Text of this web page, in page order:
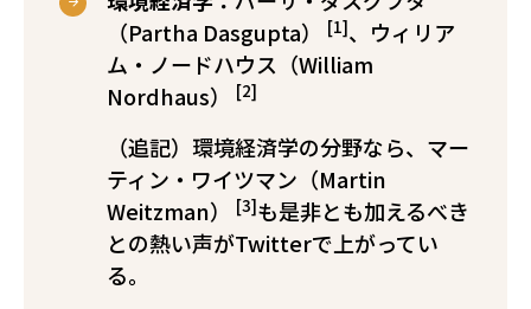
（Partha Dasgupta）
[1]、ウィリア
ム・ノードハウス（William
Nordhaus）
[2]
（追記）環境経済学の分野なら、マー
ティン・ワイツマン（Martin
Weitzman）
[3]も是非とも加えるべき
との熱い声がTwitterで上がってい
る。